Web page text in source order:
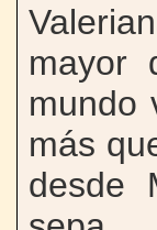
mayor
mundo
más
desde